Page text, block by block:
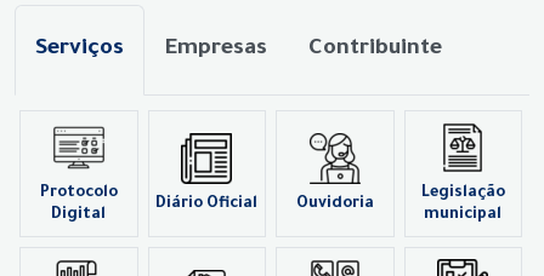
Serviços Empresas Contribuinte
Protocolo
Digital
Diário Oficial Ouvidoria
Legislação
municipal